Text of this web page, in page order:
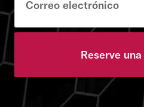
Reserve